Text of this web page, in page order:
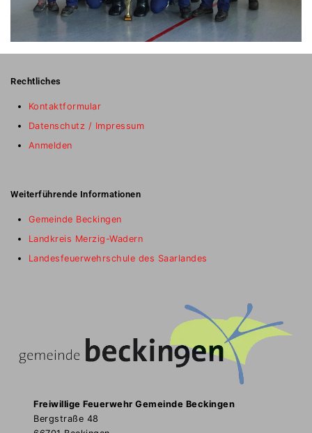
Rechtliches
Kontaktformular
Datenschutz / Impressum
Anmelden
Weiterführende Informationen
Gemeinde Beckingen
Landkreis Merzig-Wadern
Landesfeuerwehrschule des Saarlandes
Freiwillige Feuerwehr Gemeinde Beckingen
Bergstraße 48